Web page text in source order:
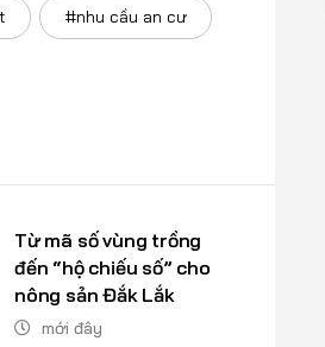
#nhu cầu an cư
Từ mã số vùng trồng
đến “hộ chiếu số” cho
nông sản Đắk Lắk
mới đây